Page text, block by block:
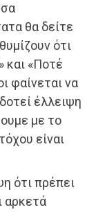
θα δείτε
ότι
και «Ποτέ
φαίνεται να
έλλειψη
με το
είναι
ότι πρέπει
αρκετά